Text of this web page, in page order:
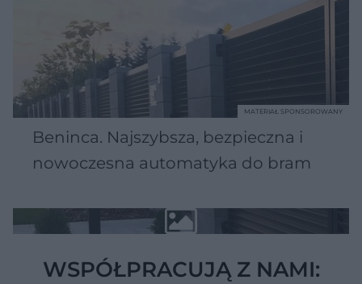
Beninca. Najszybsza, bezpieczna i
nowoczesna automatyka do bram
MATERIAŁ SPONSOROWANY
WSPÓŁPRACUJĄ Z NAMI: